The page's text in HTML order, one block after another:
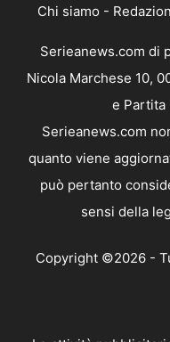
Chi siamo -
Serieanews.com di
Nicola Marchese 10,
e Partita
Serieanews.com
quanto viene
può pertanto
sensi della
Copyright ©2026 -